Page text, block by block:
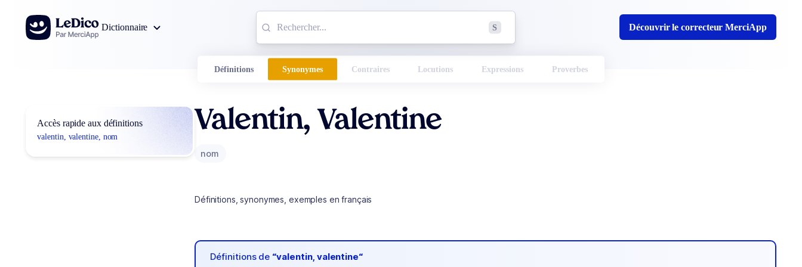
Aller au contenu
Dictionnaire
S Découvrir le correcteur MerciApp
Définitions Synonymes Contraires Locutions Expressions Proverbes
Accès rapide aux définitions
valentin, valentine, nom
Valentin, Valentine
nom
Définitions, synonymes, exemples en français
Définitions de “valentin, valentine“